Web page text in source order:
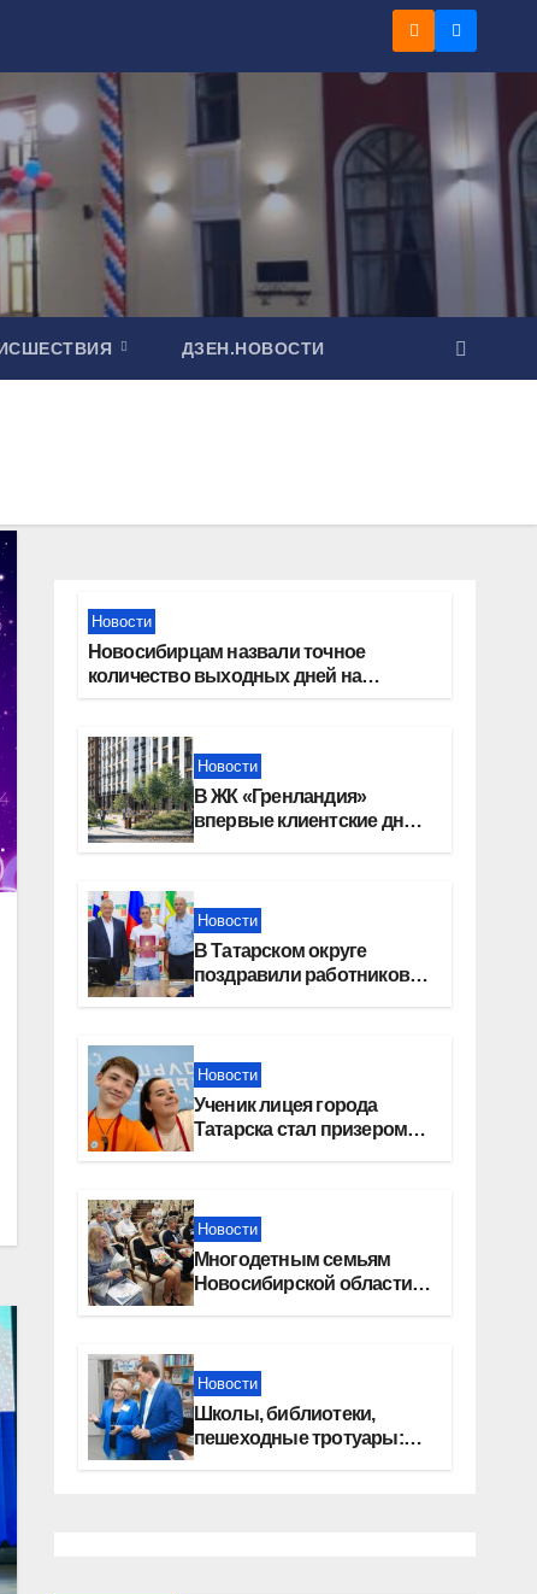
ДЗЕН.НОВОСТИ
Новости
Новосибирцам назвали точное
количество выходных дней на
Новости
В ЖК «Гренландия»
впервые клиентские дни
от крупного девелопера —
Новости
В Татарском округе
поздравили работников
строительной отрасли
Новости
Ученик лицея города
Татарска стал призером
конкурса «Большая
Новости
Многодетным семьям
Новосибирской области
вручены сертификаты на
автомобилей
Новости
Школы, библиотеки,
пешеходные тротуары:
представители «Единой